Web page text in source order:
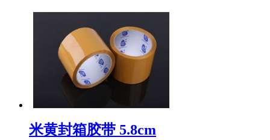
米黄封箱胶带 5.8cm